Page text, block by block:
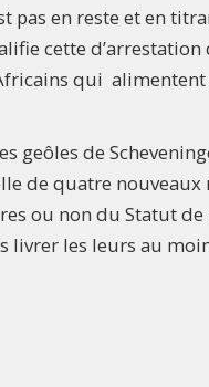
pas en reste et en
cette d’arrestation
qui
geôles de
de quatre nouveaux
ou non du Statut
livrer les leurs au